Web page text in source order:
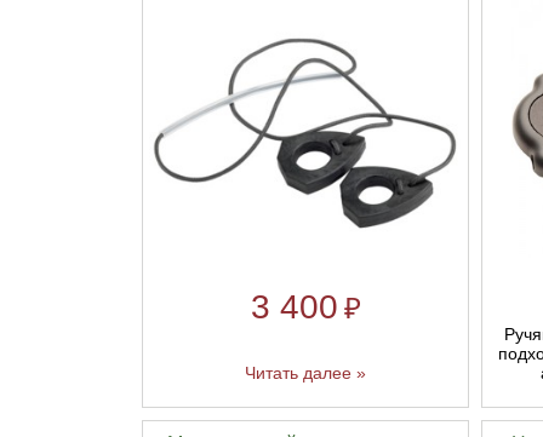
3 400 ₽
Читать далее »
Линейки для настройки лука